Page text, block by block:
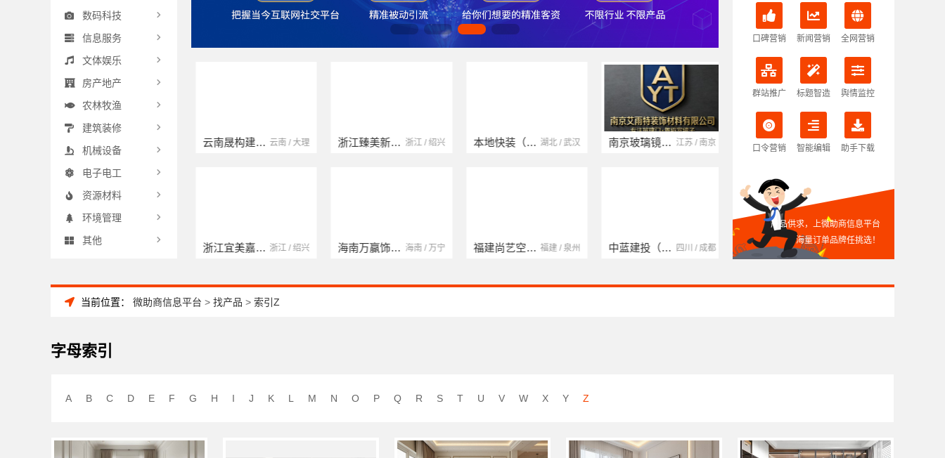
云南晟构建筑建材有限公司 云南 / 大理
浙江宜美嘉装饰工程有限公司 浙江 / 绍兴
浙江臻美新型建材有限公司 浙江 / 绍兴
海南万赢饰家新型建筑材料有限公司 海南 / 万宁
本地快装（湖北）科技有限公司 湖北 / 武汉
福建尚艺空间新材料科技有限公司 福建 / 泉州
南京玻璃镜子加工厂 江苏 / 南京
中蓝建投（北京）建设有限公司四川第一分公司 四川 / 成都
湖北省腾冠畅实业贸易有限公司 湖北 / 武汉
湖南自由家装饰工程有限公司 湖南 / 湘潭
数码科技
信息服务
文体娱乐
房产地产
农林牧渔
建筑装修
机械设备
电子电工
资源材料
环境管理
其他
口碑营销 新闻营销 全网营销
群站推广 标题智造 舆情监控
口令营销 智能编辑 助手下载
产品供求，上微助商信息平台
海量订单品牌任挑选！
当前位置： 微助商信息平台 > 找产品 > 索引Z
字母索引
A B C D E F G H I J K L M N O P Q R S T U V W X Y Z